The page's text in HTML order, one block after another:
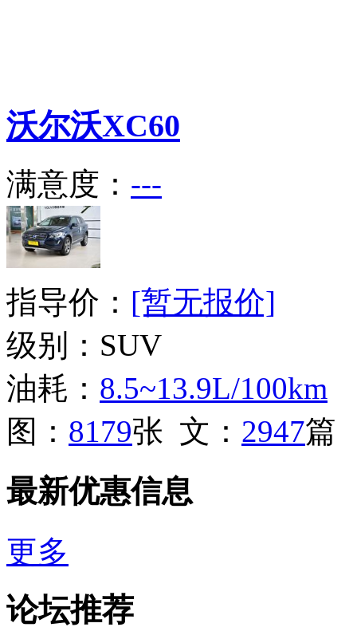
沃尔沃XC60
满意度： ---
指导价： [暂无报价]
级别：SUV
油耗： 8.5~13.9L/100km
图： 8179张 文： 2947篇
最新优惠信息
更多
论坛推荐